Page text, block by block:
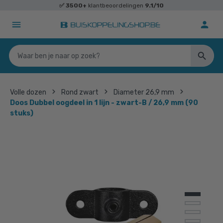
✅ 3500+ klantbeoordelingen 9.1/10
Volle dozen Rond zwart
Diameter 26,9 mm
Doos Dubbel oogdeel in 1 lijn - zwart-B / 26,9 mm (90
stuks)